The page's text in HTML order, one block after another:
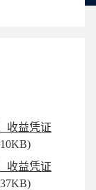
收益凭证
收益凭证